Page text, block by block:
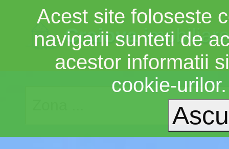
Craiova
Acest site foloseste
navigarii sunteti de
acestor informatii
cookie-